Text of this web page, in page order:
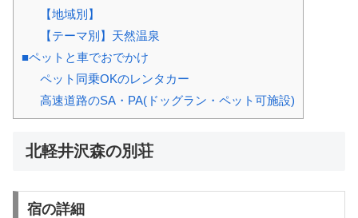
【地域別】
【テーマ別】天然温泉
■ペットと車でおでかけ
ペット同乗OKのレンタカー
高速道路のSA・PA(ドッグラン・ペット可施設)
北軽井沢森の別荘
宿の詳細